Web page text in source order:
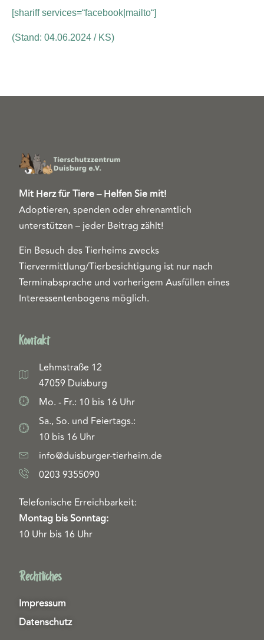
[shariff services=“facebook|mailto“]
(Stand: 04.06.2024 / KS)
Mit Herz für Tiere – Helfen Sie mit!
Adoptieren, spenden oder ehrenamtlich
unterstützen – jeder Beitrag zählt!
Ein Besuch des Tierheims zwecks
Tiervermittlung/Tierbesichtigung ist nur nach
Terminabsprache und vorherigem Ausfüllen eines
Interessentenbogens möglich.
Kontakt
Lehmstraße 12
47059 Duisburg
Mo. - Fr.: 10 bis 16 Uhr
Sa., So. und Feiertags.:
10 bis 16 Uhr
info@duisburger-tierheim.de
0203 9355090
Telefonische Erreichbarkeit:
Montag bis Sonntag:
10 Uhr bis 16 Uhr
Rechtliches
Impressum
Datenschutz